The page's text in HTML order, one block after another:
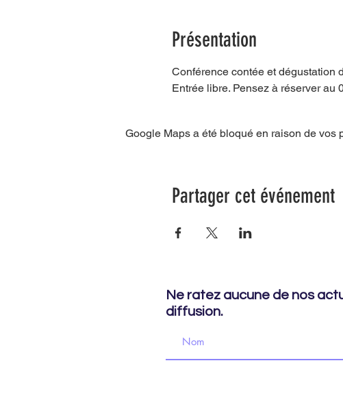
Présentation
Conférence contée et dégustation
Entrée libre. Pensez à réserver au
Google Maps a été bloqué en raison de
Partager cet événement
Ne ratez aucune de nos
diffusion.